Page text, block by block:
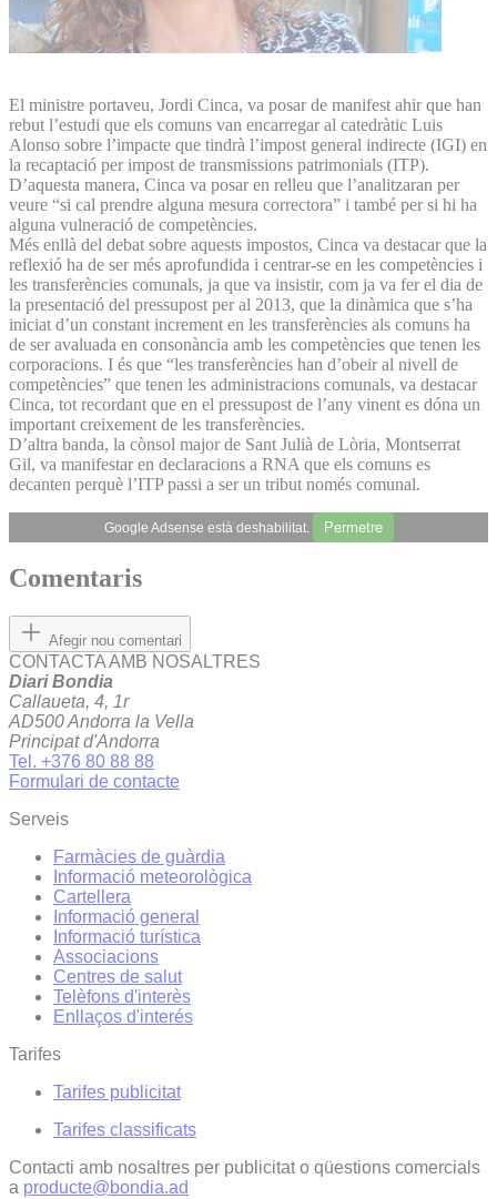
El ministre portaveu, Jordi Cinca, va posar de manifest ahir que han
rebut l’estudi que els comuns van encarregar al catedràtic Luis
Alonso sobre l’impacte que tindrà l’impost general indirecte (IGI) en
la recaptació per impost de transmissions patrimonials (ITP).
D’aquesta manera, Cinca va posar en relleu que l’analitzaran per
veure “si cal prendre alguna mesura correctora” i també per si hi ha
alguna vulneració de competències.
Més enllà del debat sobre aquests impostos, Cinca va destacar que la
reflexió ha de ser més aprofundida i centrar-se en les competències i
les transferències comunals, ja que va insistir, com ja va fer el dia de
la presentació del pressupost per al 2013, que la dinàmica que s’ha
iniciat d’un constant increment en les transferències als comuns ha
de ser avaluada en consonància amb les competències que tenen les
corporacions. I és que “les transferències han d’obeir al nivell de
competències” que tenen les administracions comunals, va destacar
Cinca, tot recordant que en el pressupost de l’any vinent es dóna un
important creixement de les transferències.
D’altra banda, la cònsol major de Sant Julià de Lòria, Montserrat
Gil, va manifestar en declaracions a RNA que els comuns es
decanten perquè l’ITP passi a ser un tribut només comunal.
Google Adsense està deshabilitat. Permetre
Comentaris
Afegir nou comentari
CONTACTA AMB NOSALTRES
Diari Bondia
Callaueta, 4, 1r
AD500 Andorra la Vella
Principat d'Andorra
Tel. +376 80 88 88
Formulari de contacte
Serveis
Farmàcies de guàrdia
Informació meteorològica
Cartellera
Informació general
Informació turística
Associacions
Centres de salut
Telèfons d'interès
Enllaços d'interés
Tarifes
Tarifes publicitat
Tarifes classificats
Contacti amb nosaltres per publicitat o qüestions comercials
a producte@bondia.ad